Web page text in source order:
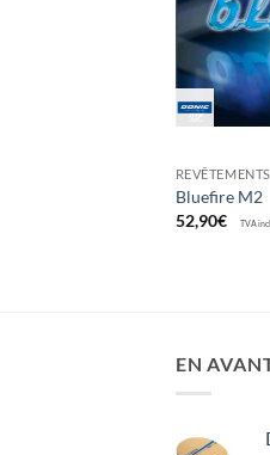
REVÊTEMENTS
Bluefire M2
52,90€ TVA
EN